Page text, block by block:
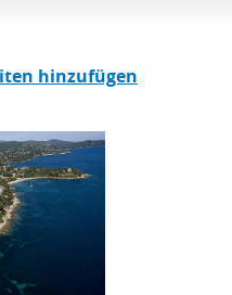
hinzufügen